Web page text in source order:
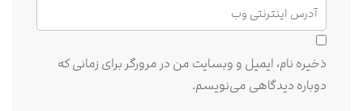
ذخیره نام، ایمیل و وبسایت من در مرورگر برای زمانی که
دوباره دیدگاهی می‌نویسم.